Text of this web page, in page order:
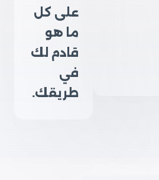
على كل
ما هو
قادم لك
في
طريقك.